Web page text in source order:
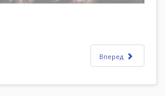
Вперед